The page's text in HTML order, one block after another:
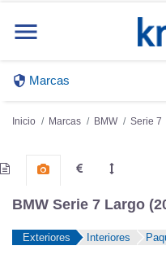
Marcas
Inicio Marcas BMW Serie 7
BMW Serie 7 Largo
Exteriores Interiores